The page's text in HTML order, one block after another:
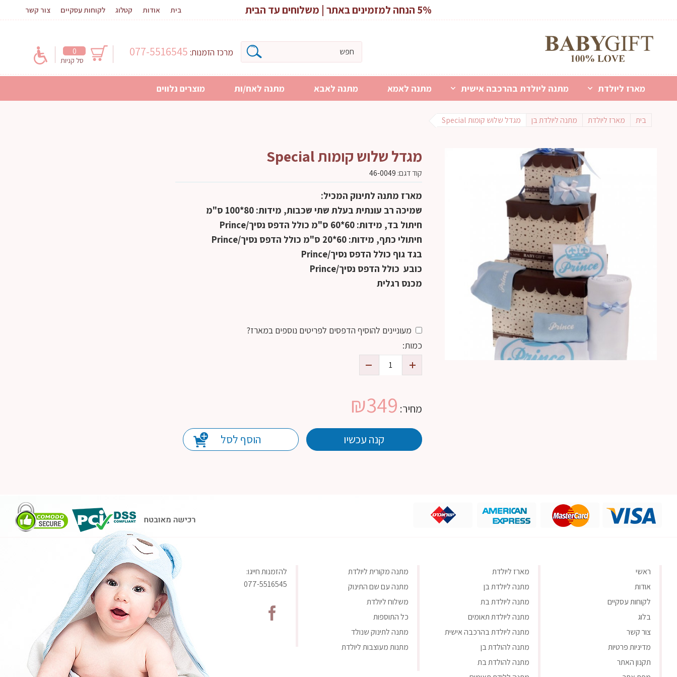
בית אודות קטלוג לקוחות עסקיים צור קשר
0
סל קניות
מרכז הזמנות:
מארז ליולדת מתנה ליולדת בהרכבה אישית מתנה לאמא מתנה לאבא מתנה לאח/ות מוצרים נלווים
5% הנחה למזמינים באתר | משלוחים עד הבית
בית מארז ליולדת מתנה ליולדת בן מגדל שלוש קומות Special
מגדל שלוש קומות Special
קוד דגם: 46-0049
מארז מתנה לתינוק המכיל:
שמיכה רב עונתית בעלת שתי שכבות, מידות: 80*100 ס"מ
חיתול בד, מידות: 60*60 ס"מ
כולל הדפס נסיך/Prince
חיתולי כתף, מידות: 60*20 ס"מ
כולל הדפס נסיך/Prince
בגד גוף כולל הדפס נסיך/Prince
כובע כולל הדפס נסיך/Prince
מכנס רגלית
מעוניינים להוסיף הדפסים לפריטים נוספים במארז?
כמות:
מחיר: ₪349
קנה עכשיו הוסף לסל
ראשי
אודות
לקוחות עסקיים
בלוג
צור קשר
מדיניות פרטיות
תקנון האתר
מארז ליולדת
מתנה ליולדת בן
מתנה ליולדת בת
מתנה ליולדת תאומים
מתנה ליולדת בהרכבה אישית
מתנה להולדת בן
מתנה להולדת בת
מתנה מקורית ליולדת
מתנה עם שם התינוק
משלוח ליולדת
כל התוספות
מתנה לתינוק שנולד
מתנות מעוצבות ליולדת
להזמנות חייגו:
077-5516545